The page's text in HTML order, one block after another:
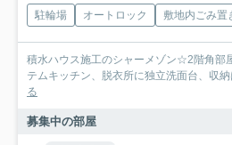
駐輪場 オートロック 敷地内ごみ置
積水ハウス施工のシャーメゾン☆2階角部
テムキッチン、脱衣所に独立洗面台、収
る
募集中の部屋